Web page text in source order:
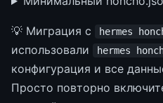
💡 Миграция с hermes
использовали
hermes
конфигурация и все
Просто повторно